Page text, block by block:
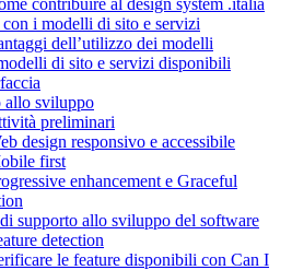
con i modelli di sito e servizi
dell’utilizzo dei modelli
di sito e servizi disponibili
allo sviluppo
preliminari
design responsivo e accessibile
first
enhancement e Graceful
supporto allo sviluppo del software
detection
le feature disponibili con Can I